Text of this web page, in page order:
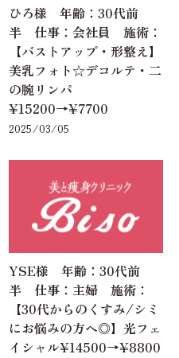
ひろ様 年齢：30代前
半 仕事：会社員 施術：
【バストアップ・形整え】
美乳フォト☆デコルテ・二
の腕リンパ
¥15200→¥7700
2025/03/05
YSE様 年齢：30代前
半 仕事：主婦 施術：
【30代からのくすみ/シミ
にお悩みの方へ◎】光フェ
イシャル¥14500→¥8800